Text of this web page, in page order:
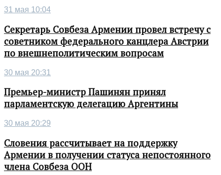
31 мая 10:04
Секретарь Совбеза Армении провел встречу с
советником федерального канцлера Австрии
по внешнеполитическим вопросам
30 мая 20:31
Премьер-министр Пашинян принял
парламентскую делегацию Аргентины
30 мая 20:29
Словения рассчитывает на поддержку
Армении в получении статуса непостоянного
члена Совбеза ООН